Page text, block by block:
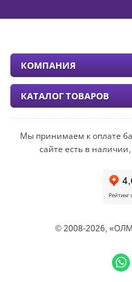
Мы принимаем к оплате
сайте есть в
© 2008-2026,
КОМПАНИЯ
КАТАЛОГ ТОВАРОВ